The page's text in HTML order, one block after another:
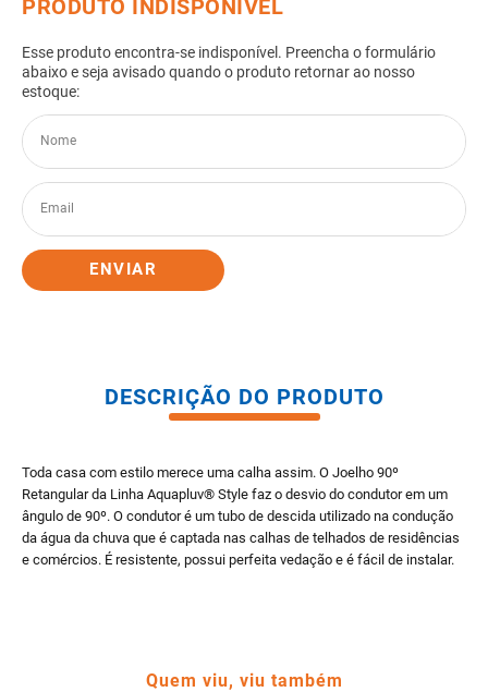
ENVIAR
DESCRIÇÃO DO PRODUTO
Toda casa com estilo merece uma calha assim. O Joelho 90º
Retangular da Linha Aquapluv® Style faz o desvio do condutor em um
ângulo de 90º. O condutor é um tubo de descida utilizado na condução
da água da chuva que é captada nas calhas de telhados de residências
e comércios. É resistente, possui perfeita vedação e é fácil de instalar.
Quem viu, viu também
9º porta
10º